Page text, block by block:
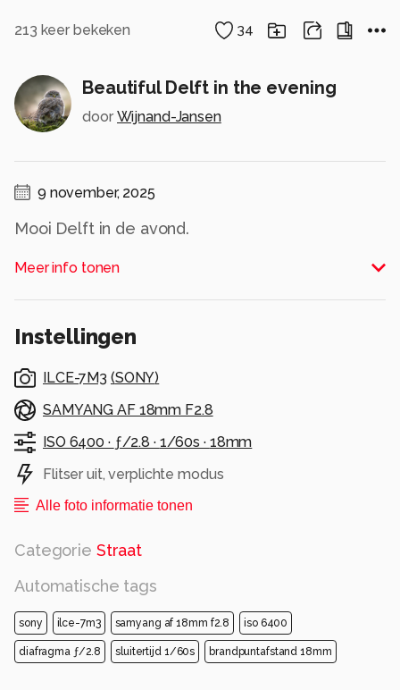
213 keer bekeken 34
Beautiful Delft in the evening
door Wijnand-Jansen
9 november, 2025
Mooi Delft in de avond.
Dit historisch gebouw was oorspronkelijk de
opslagplaats (in de kelders) en het
19e eeuw. Daarna werd het gebruikt als
verschillende bestemmingen. Nu wordt het
beheerd door: De Centrale is een eigenzinnig
restaurant waar je heerlijk en relaxed kunt
dineren.
Alle rechten voorbehouden
Meer info tonen
Instellingen
ILCE-7M3 (SONY)
SAMYANG AF 18mm F2.8
ISO 6400 · ƒ/2.8 · 1/60s · 18mm
Flitser uit, verplichte modus
Alle foto informatie tonen
Categorie Straat
Automatische tags
sony ilce-7m3 samyang af 18mm f2.8 iso 6400
diafragma ƒ/2.8 sluitertijd 1/60s brandpuntafstand 18mm